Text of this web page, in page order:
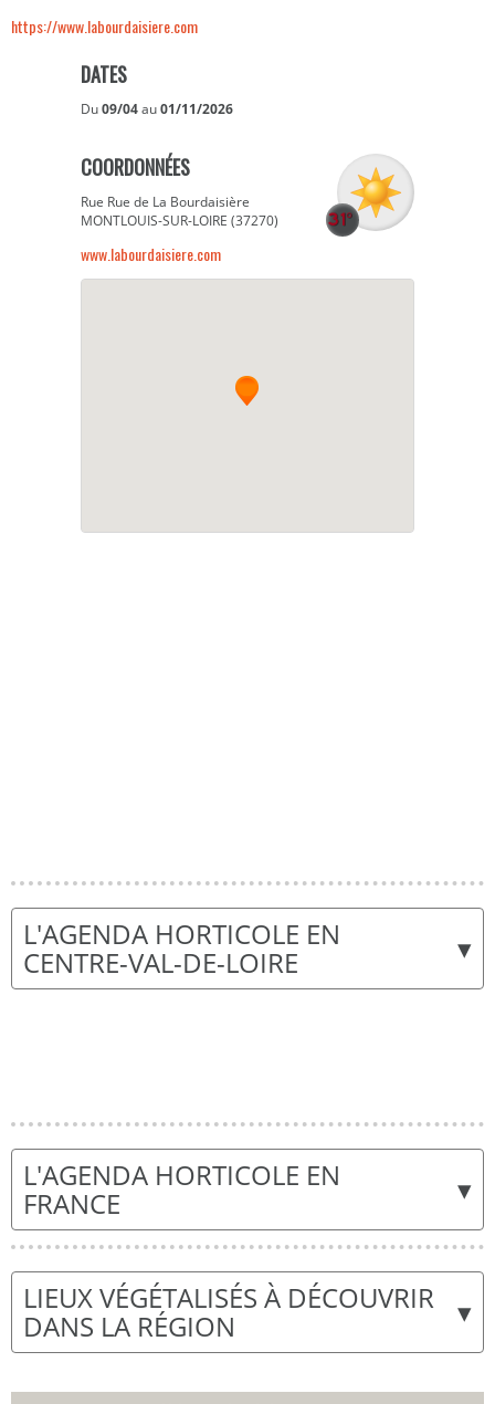
https://www.labourdaisiere.com
DATES
Du09/04au01/11/2026
COORDONNÉES
Rue Rue de La Bourdaisière
MONTLOUIS-SUR-LOIRE (37270)
www.labourdaisiere.com
▾
L'AGENDA HORTICOLE EN
CENTRE-VAL-DE-LOIRE
▾
L'AGENDA HORTICOLE EN
FRANCE
▾
LIEUX VÉGÉTALISÉS À DÉCOUVRIR
DANS LA RÉGION